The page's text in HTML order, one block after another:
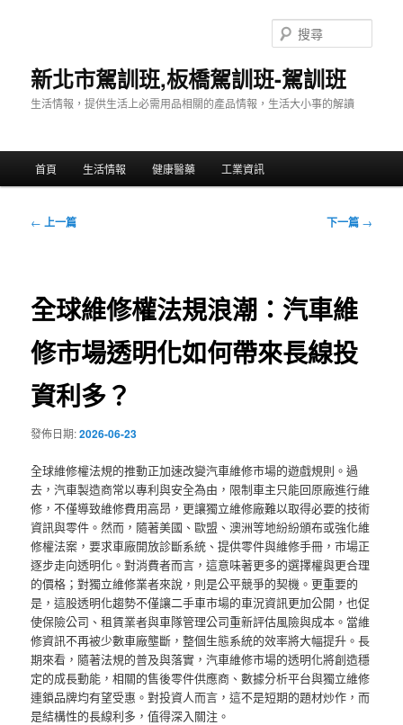
新北市駕訓班,板橋駕訓班-駕訓班
生活情報，提供生活上必需用品相關的產品情報，生活大小事的解讀
尋
首頁 生活情報 健康醫藥 工業資訊
文
← 上一篇 下一篇 →
全球維修權法規浪潮：汽車維
修市場透明化如何帶來長線投
資利多？
發佈日期:2026-06-23
全球維修權法規的推動正加速改變汽車維修市場的遊戲規則。過
去，汽車製造商常以專利與安全為由，限制車主只能回原廠進行維
修，不僅導致維修費用高昂，更讓獨立維修廠難以取得必要的技術
資訊與零件。然而，隨著美國、歐盟、澳洲等地紛紛頒布或強化維
修權法案，要求車廠開放診斷系統、提供零件與維修手冊，市場正
逐步走向透明化。對消費者而言，這意味著更多的選擇權與更合理
的價格；對獨立維修業者來說，則是公平競爭的契機。更重要的
是，這股透明化趨勢不僅讓二手車市場的車況資訊更加公開，也促
使保險公司、租賃業者與車隊管理公司重新評估風險與成本。當維
修資訊不再被少數車廠壟斷，整個生態系統的效率將大幅提升。長
期來看，隨著法規的普及與落實，汽車維修市場的透明化將創造穩
定的成長動能，相關的售後零件供應商、數據分析平台與獨立維修
連鎖品牌均有望受惠。對投資人而言，這不是短期的題材炒作，而
是結構性的長線利多，值得深入關注。